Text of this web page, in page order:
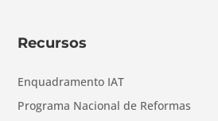
Recursos
Enquadramento IAT
Programa Nacional de Reformas